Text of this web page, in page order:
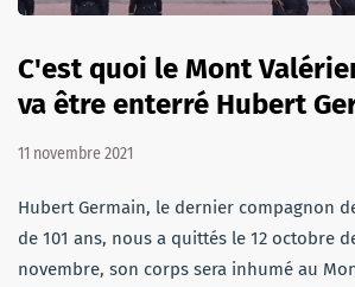
C'est quoi le Mont
va être enterré Hubert
11 novembre 2021
Hubert Germain, le dernier compagnon
de 101 ans, nous a quittés le 12 octobre
novembre, son corps sera inhumé au